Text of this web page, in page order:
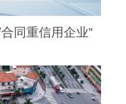
同重信用企业”